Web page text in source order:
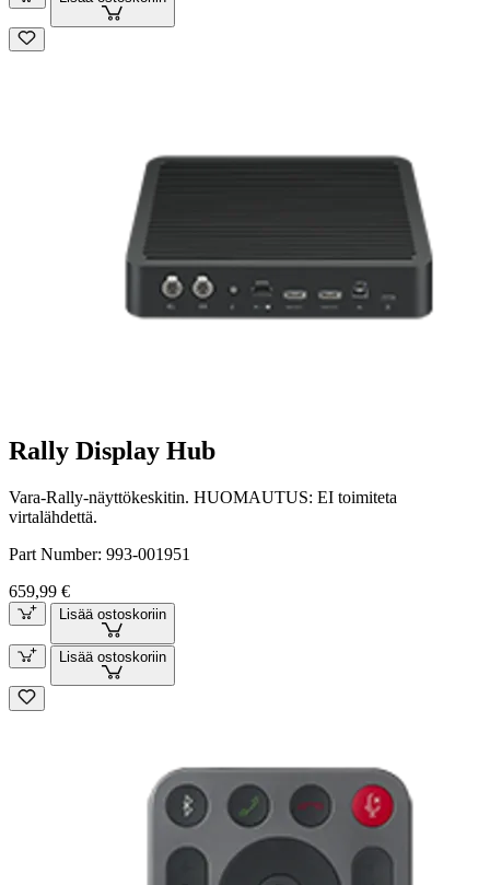
Rally Display Hub
Vara-Rally-näyttökeskitin. HUOMAUTUS: EI toimiteta
virtalähdettä.
Part Number: 993-001951
659,99 €
Lisää ostoskoriin
Lisää ostoskoriin